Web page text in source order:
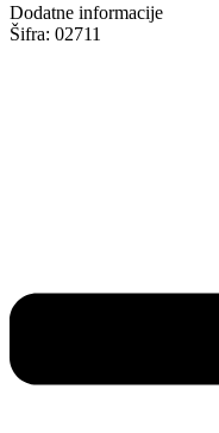
Dodatne informacije
Šifra: 02711